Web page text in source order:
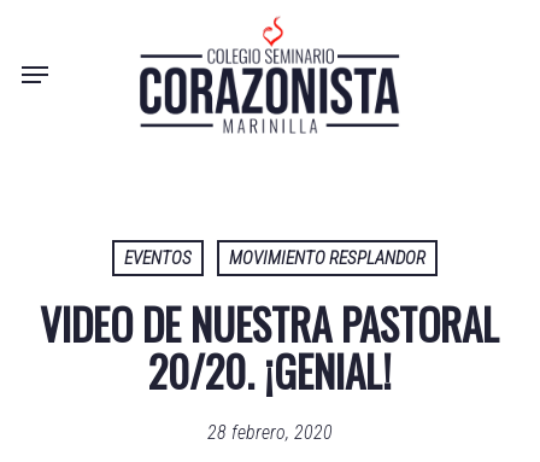
mainMenu
EVENTOS MOVIMIENTO RESPLANDOR
VIDEO DE NUESTRA PASTORAL
20/20. ¡GENIAL!
28 febrero, 2020